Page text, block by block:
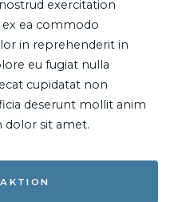
exercitation
ea commodo
in reprehenderit in
eu fugiat nulla
cupidatat non
deserunt mollit anim
dolor sit amet.